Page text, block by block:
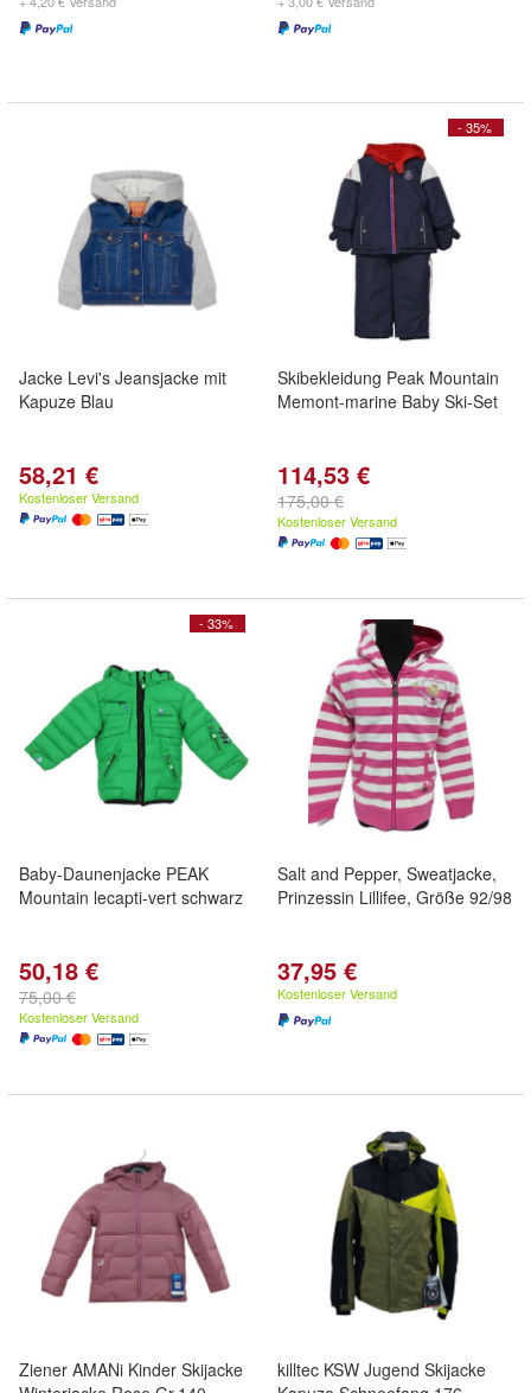
Jacke Levi's Jeansjacke mit
Kapuze Blau
58,21 €
Kostenloser Versand
- 35%
Skibekleidung Peak Mountain
Memont-marine Baby Ski-Set
114,53 €
175,00 €
Kostenloser Versand
- 33%
Baby-Daunenjacke PEAK
Mountain lecapti-vert schwarz
50,18 €
75,00 €
Kostenloser Versand
Salt and Pepper, Sweatjacke,
Prinzessin Lillifee, Größe 92/98
37,95 €
Kostenloser Versand
Ziener AMANi Kinder Skijacke
killtec KSW Jugend Skijacke